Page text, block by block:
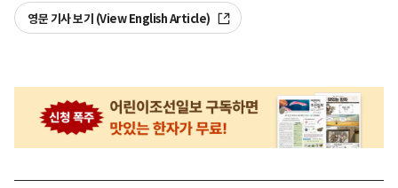
영문 기사 보기 (View English Article)